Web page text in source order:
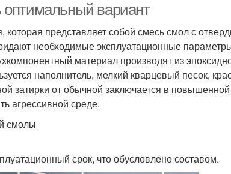
оптимальный вариант
представляет собой смесь смол с
необходимые эксплуатационные
материал производят из
наполнитель, мелкий кварцевый песок,
затирки от обычной заключается в повышенной
агрессивной среде.
смолы
срок, что обусловлено составом.